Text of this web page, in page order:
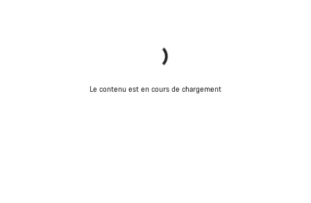
Le contenu est en cours de chargement